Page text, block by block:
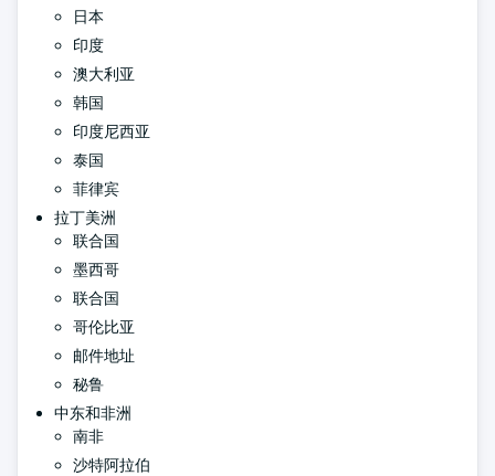
日本
印度
澳大利亚
韩国
印度尼西亚
泰国
菲律宾
拉丁美洲
联合国
墨西哥
联合国
哥伦比亚
邮件地址
秘鲁
中东和非洲
南非
沙特阿拉伯